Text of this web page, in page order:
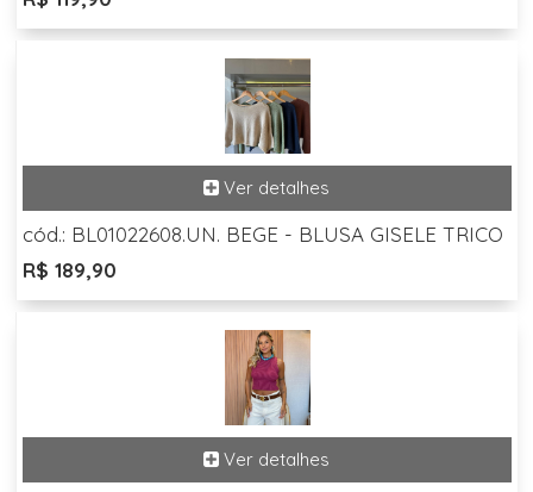
cód.: BL01022608.UN. BEGE - BLUSA GISELE TRICO
R$ 189,90